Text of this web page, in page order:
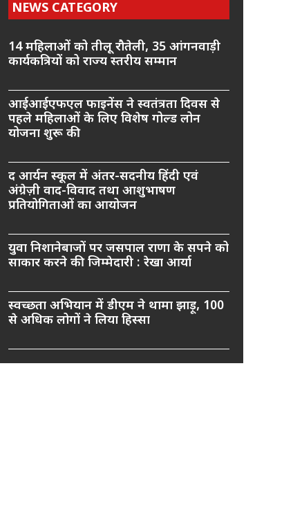
NEWS CATEGORY
14 महिलाओं को तीलू रौतेली, 35 आंगनवाड़ी
कार्यकत्रियों को राज्य स्तरीय सम्मान
आईआईएफएल फाइनेंस ने स्वतंत्रता दिवस से
पहले महिलाओं के लिए विशेष गोल्ड लोन
योजना शुरू की
द आर्यन स्कूल में अंतर-सदनीय हिंदी एवं
अंग्रेज़ी वाद-विवाद तथा आशुभाषण
प्रतियोगिताओं का आयोजन
युवा निशानेबाजों पर जसपाल राणा के सपने को
साकार करने की जिम्मेदारी : रेखा आर्या
स्वच्छता अभियान में डीएम ने थामा झाड़ू, 100
से अधिक लोगों ने लिया हिस्सा